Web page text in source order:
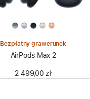
Bezpłatny grawerunek
AirPods Max 2
2 499,00 zł